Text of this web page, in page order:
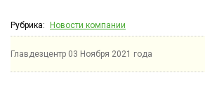
Рубрика: Новости компании
Главдезцентр 03 Ноября 2021 года